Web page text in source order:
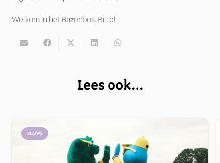
Welkom in het Bazenbos, Billie!
Lees ook…
NIEUWS